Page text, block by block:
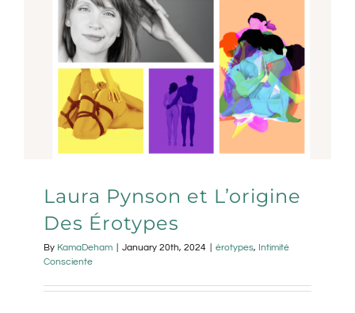
Laura Pynson et L’origine
Des Érotypes
By KamaDeham January 20th, 2024 érotypes, Intimité
Consciente